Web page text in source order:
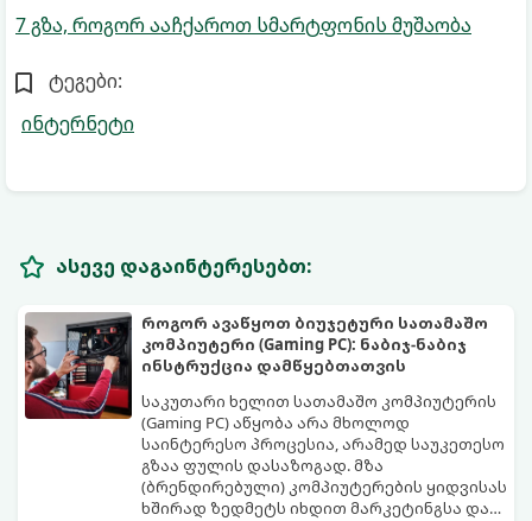
7 გზა, როგორ ააჩქაროთ სმარტფონის მუშაობა
ტეგები:
ინტერნეტი
ასევე დაგაინტერესებთ:
როგორ ავაწყოთ ბიუჯეტური სათამაშო
კომპიუტერი (Gaming PC): ნაბიჯ-ნაბიჯ
ინსტრუქცია დამწყებთათვის
საკუთარი ხელით სათამაშო კომპიუტერის
(Gaming PC) აწყობა არა მხოლოდ
საინტერესო პროცესია, არამედ საუკეთესო
გზაა ფულის დასაზოგად. მზა
(ბრენდირებული) კომპიუტერების ყიდვისას
ხშირად ზედმეტს იხდით მარკეტინგსა და